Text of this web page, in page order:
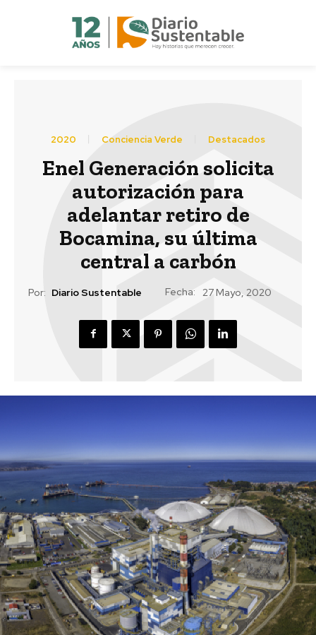
2020 Conciencia Verde Destacados
Enel Generación solicita
autorización para
adelantar retiro de
Bocamina, su última
central a carbón
Por: Diario Sustentable Fecha: 27 Mayo, 2020